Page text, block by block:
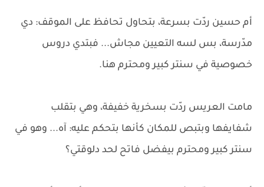
أم حسين ردّت بسرعة، بتحاول تحافظ على الموقف: دي
مدّرسة، بس لسه التعيين مجاش... فبتدي دروس
خصوصية في سنتر كبير ومحترم هنا.
مامت العريس ردّت بسخرية خفيفة، وهي بتقلب
شفايفها وبتبص للمكان كأنها بتحكم عليه: آه... وهو في
سنتر كبير ومحترم بيفضل فاتح لحد دلوقتي؟